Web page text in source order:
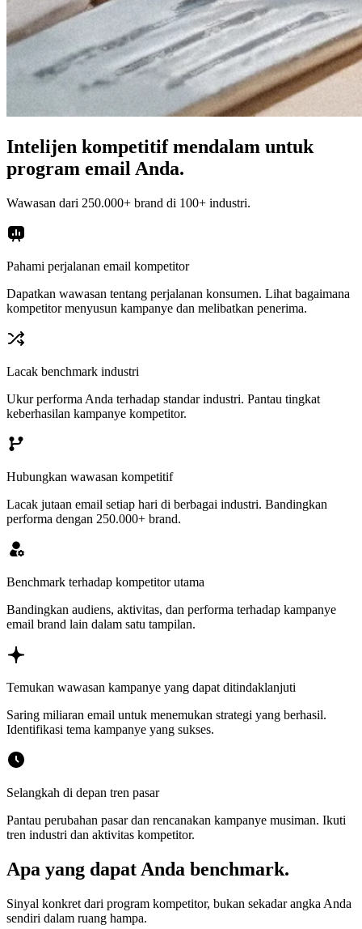
Intelijen kompetitif mendalam untuk
program email Anda.
Wawasan dari 250.000+ brand di 100+ industri.
Pahami perjalanan email kompetitor
Dapatkan wawasan tentang perjalanan konsumen. Lihat bagaimana
kompetitor menyusun kampanye dan melibatkan penerima.
Lacak benchmark industri
Ukur performa Anda terhadap standar industri. Pantau tingkat
keberhasilan kampanye kompetitor.
Hubungkan wawasan kompetitif
Lacak jutaan email setiap hari di berbagai industri. Bandingkan
performa dengan 250.000+ brand.
Benchmark terhadap kompetitor utama
Bandingkan audiens, aktivitas, dan performa terhadap kampanye
email brand lain dalam satu tampilan.
Temukan wawasan kampanye yang dapat ditindaklanjuti
Saring miliaran email untuk menemukan strategi yang berhasil.
Identifikasi tema kampanye yang sukses.
Selangkah di depan tren pasar
Pantau perubahan pasar dan rencanakan kampanye musiman. Ikuti
tren industri dan aktivitas kompetitor.
Apa yang dapat Anda benchmark.
Sinyal konkret dari program kompetitor, bukan sekadar angka Anda
sendiri dalam ruang hampa.